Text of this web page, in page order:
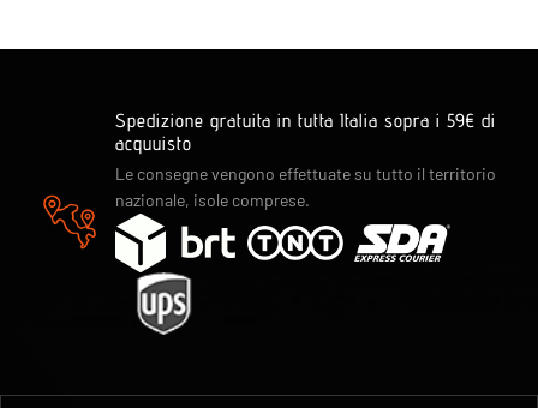
Spedizione gratuita in tutta Italia sopra i 59€ di
acquuisto
Le consegne vengono effettuate su tutto il territorio
nazionale, isole comprese.